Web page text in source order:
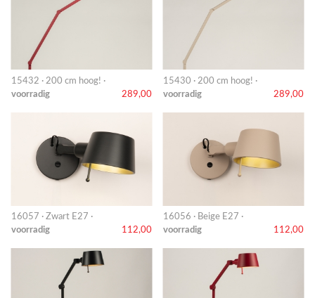
15432 · 200 cm hoog! ·
voorradig
289,00
15430 · 200 cm hoog! ·
voorradig
289,00
16057 · Zwart E27 ·
voorradig
112,00
16056 · Beige E27 ·
voorradig
112,00